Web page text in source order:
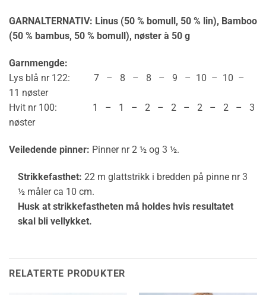
GARNALTERNATIV: Linus (50 % bomull, 50 % lin), Bamboo
(50 % bambus, 50 % bomull), nøster à 50 g
Garnmengde:
Lys blå nr 122: 7 – 8 – 8 – 9 – 10 – 10 –
11 nøster
Hvit nr 100: 1 – 1 – 2 – 2 – 2 – 2 – 3
nøster
Veiledende pinner: Pinner nr 2 ½ og 3 ½.
Strikkefasthet: 22 m glattstrikk i bredden på pinne nr 3
½ måler ca 10 cm.
Husk at strikkefastheten må holdes hvis resultatet
skal bli vellykket.
RELATERTE PRODUKTER